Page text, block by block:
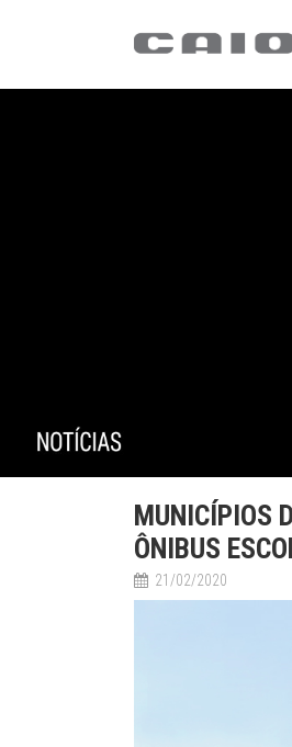
MUNICÍPIOS
ÔNIBUS
21/02/2020